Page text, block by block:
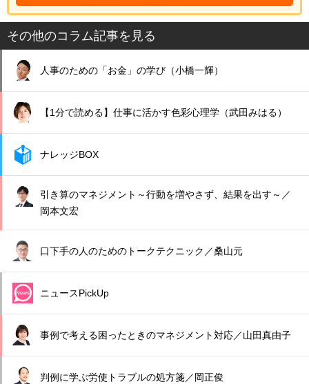
その他のコラム記事を見る
人事のための「お金」の学び（小橋一輝）
【1分で読める】仕事に活かす色彩心理学（武田みはる）
ナレッジBOX
引き算のマネジメント～行動を増やさず、結果を出す～／
岡本文宏
口下手の人のためのトークテクニック／桑山元
ニュースPickUp
事例で考える困ったときのマネジメント対応／山田真由子
判例に学ぶ労使トラブルの処方箋／岡正俊